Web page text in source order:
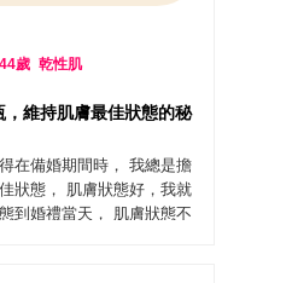
歲 乾性肌
維持肌膚最佳狀態的秘
在備婚期間時， 我總是擔
狀態， 肌膚狀態好，我就
到婚禮當天， 肌膚狀態不